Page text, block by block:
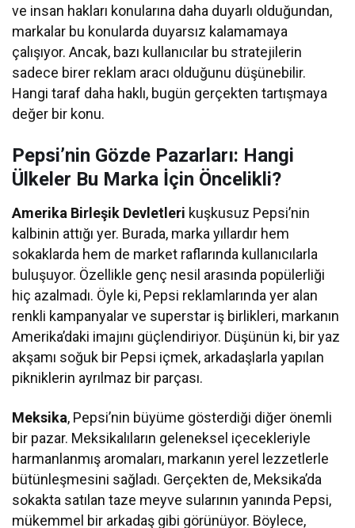
ve insan hakları konularına daha duyarlı olduğundan,
markalar bu konularda duyarsız kalamamaya
çalışıyor. Ancak, bazı kullanıcılar bu stratejilerin
sadece birer reklam aracı olduğunu düşünebilir.
Hangi taraf daha haklı, bugün gerçekten tartışmaya
değer bir konu.
Pepsi’nin Gözde Pazarları: Hangi
Ülkeler Bu Marka İçin Öncelikli?
Amerika Birleşik Devletleri kuşkusuz Pepsi’nin
kalbinin attığı yer. Burada, marka yıllardır hem
sokaklarda hem de market raflarında kullanıcılarla
buluşuyor. Özellikle genç nesil arasında popülerliği
hiç azalmadı. Öyle ki, Pepsi reklamlarında yer alan
renkli kampanyalar ve superstar iş birlikleri, markanın
Amerika’daki imajını güçlendiriyor. Düşünün ki, bir yaz
akşamı soğuk bir Pepsi içmek, arkadaşlarla yapılan
pikniklerin ayrılmaz bir parçası.
Meksika, Pepsi’nin büyüme gösterdiği diğer önemli
bir pazar. Meksikalıların geleneksel içecekleriyle
harmanlanmış aromaları, markanın yerel lezzetlerle
bütünleşmesini sağladı. Gerçekten de, Meksika’da
sokakta satılan taze meyve sularının yanında Pepsi,
mükemmel bir arkadaş gibi görünüyor. Böylece,